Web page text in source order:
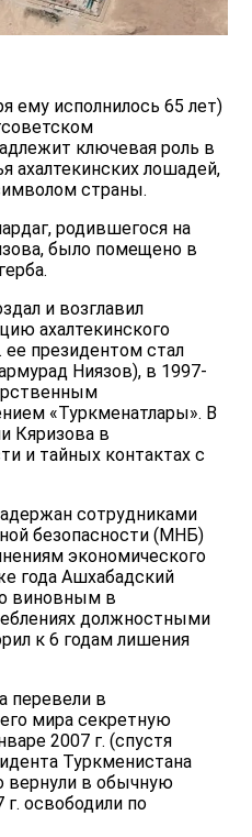
ему исполнилось 65 лет)
ключевая роль в
ахалтекинских лошадей,
страны.
родившегося на
было помещено в
и возглавил
ахалтекинского
ее президентом стал
Ниязов), в 1997-
«Туркменатлары». В
Кяризова в
и тайных контактах с
сотрудниками
безопасности (МНБ)
экономического
года Ашхабадский
виновным в
должностными
к 6 годам лишения
перевели в
мира секретную
2007 г. (спустя
Туркменистана
вернули в обычную
освободили по